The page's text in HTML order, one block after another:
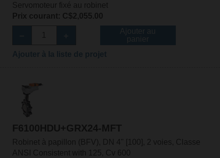
Servomoteur fixé au robinet
Prix courant: C$2,055.00
F6100HDU+GRX24-MFT
Robinet à papillon (BFV), DN 4" [100], 2 voies, Classe
ANSI Consistent with 125, Cv 600